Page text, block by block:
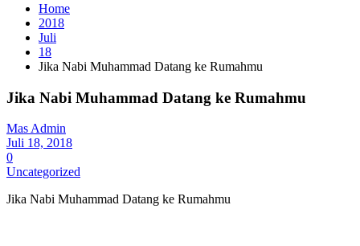
Home
2018
Juli
18
Jika Nabi Muhammad Datang ke Rumahmu
Jika Nabi Muhammad Datang ke Rumahmu
Mas Admin
Juli 18, 2018
0
Uncategorized
Jika Nabi Muhammad Datang ke Rumahmu